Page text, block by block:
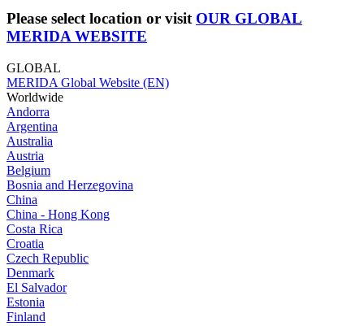
Please select location or visit OUR GLOBAL
MERIDA WEBSITE
GLOBAL
MERIDA Global Website (EN)
Worldwide
Andorra
Argentina
Australia
Austria
Belgium
Bosnia and Herzegovina
China
China - Hong Kong
Costa Rica
Croatia
Czech Republic
Denmark
El Salvador
Estonia
Finland